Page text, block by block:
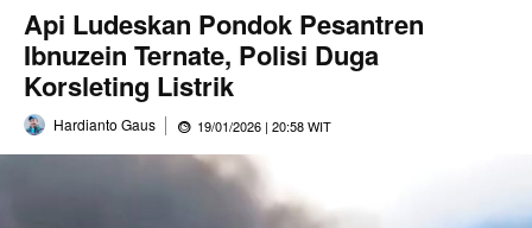
Api Ludeskan Pondok Pesantren
Ibnuzein Ternate, Polisi Duga
Korsleting Listrik
Hardianto Gaus 19/01/2026 | 20:58 WIT